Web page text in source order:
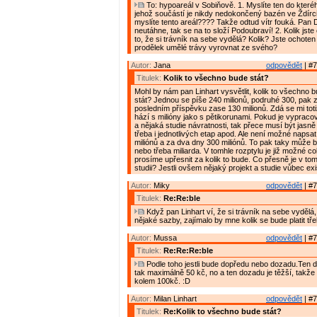
To: hypoareál v Sobiňově. 1. Myslíte ten do
jehož součástí je nikdy nedokončený bazén ve
myslíte tento areál???? Takže odtud vítr fouká. Pan
neutáhne, tak se na to složí Podoubraví! 2. Kolik jste
to, že si trávník na sebe vydělá? Kolik? Jste
prodělek umělé trávy vyrovnat ze svého?
odpovědět |
Autor: Jana
Titulek: Kolik to všechno bude stát?
Mohl by nám pan Linhart vysvětlit, kolik to všechno
stát? Jednou se píše 240 milionů, podruhé 300, pak
posledním příspěvku zase 130 milionů. Zdá se mi
hází s milióny jako s pětikorunami. Pokud je
a nějaká studie návratnosti, tak přece musí být
třeba i jednotlivých etap apod. Ale není možné
miliónů a za dva dny 300 miliónů. To pak taky může
nebo třeba miliarda. V tomhle rozptylu je již možné
prosíme upřesnit za kolik to bude. Co přesně je v
studii? Jestli ovšem nějaký projekt a studie vůbec
odpovědět |
Autor: Miky
Titulek: Re:Re:ble
Když pan Linhart ví, že si trávník na sebe
nějaké sazby, zajímalo by mne kolik se bude platit
odpovědět |
Autor: Mussa
Titulek: Re:Re:Re:ble
Podle toho jestli bude dopředu nebo dozadu.Ten
tak maximálně 50 kč, no a ten dozadu je těžší, takže
kolem 100kč. :D
odpovědět |
Autor: Milan Linhart
Titulek: Re:Kolik to všechno bude stát?